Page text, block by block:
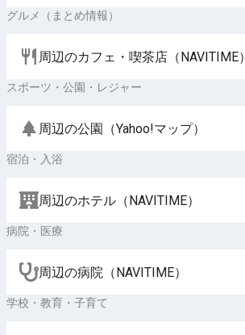
グルメ（まとめ情報）
周辺のカフェ・喫茶店（NAVITIME）
スポーツ・公園・レジャー
周辺の公園（Yahoo!マップ）
宿泊・入浴
周辺のホテル（NAVITIME）
病院・医療
周辺の病院（NAVITIME）
学校・教育・子育て